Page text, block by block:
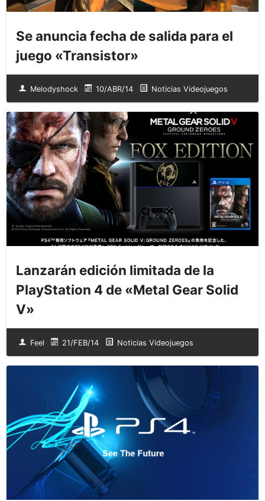
Se anuncia fecha de salida para el
juego «Transistor»
Melodyshock 10/ABR/14 Noticias Videojuegos
Lanzarán edición limitada de la
PlayStation 4 de «Metal Gear Solid
V»
Feel 21/FEB/14 Noticias Videojuegos